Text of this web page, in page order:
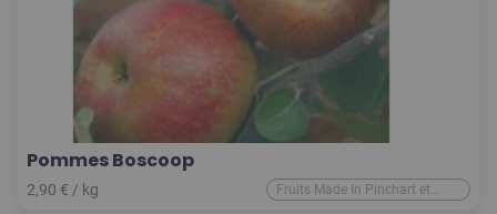
Pommes Boscoop
2,90 € / kg
Fruits Made In Pinchart et
d'ailleurs